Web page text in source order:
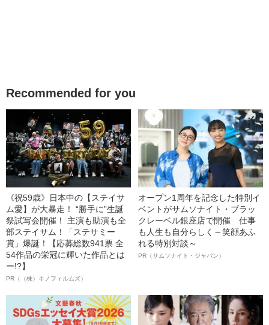
Recommended for you
《祝59歳》日本中の【ステイサ
ム愛】が大暴走！ “勝手に”生誕
祭試写会開催！ 主演も助演も全
部ステイサム！「ステサミー
賞」爆誕！【応募総数941票 全
54作品の栄冠に輝いた作品とは
ー!?】
PR（（株）キノフィルムズ）
オープン1周年を記念した特別イ
ベントがサムソナイト・ブラッ
クレーベル銀座店で開催 仕事
も人生も自分らしく～笑顔あふ
れる特別対談～
PR（サムソナイト・ジャパン）